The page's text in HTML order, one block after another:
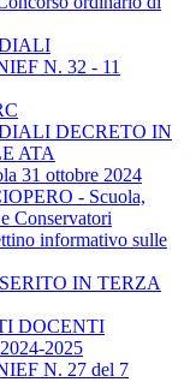
N. 32 - 11
DECRETO IN
ATA
31 ottobre 2024
- Scuola,
Conservatori
informativo sulle
IN TERZA
DOCENTI
2025
N. 27 del 7